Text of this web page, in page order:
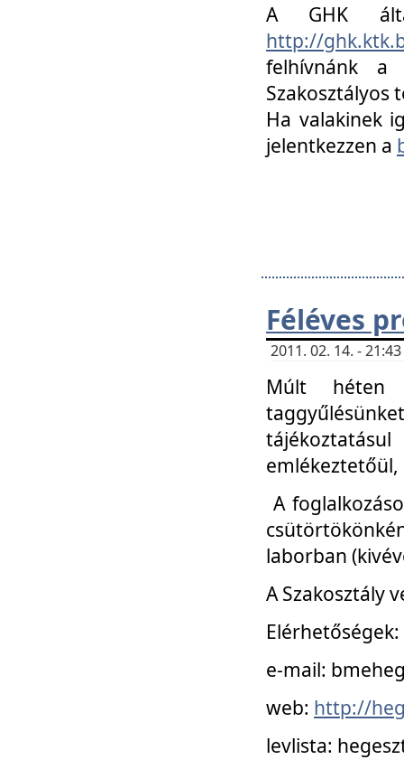
A GHK
http://
felhívnánk a
Szakosztályos
Ha valakinek
jelentkezzen a
Féléves
2011. 02. 14. -
Múlt héten
emlékeztetőül,
A
laborban
A Szakosztály
Elérhetőségek:
e-mail:
web: http://
levlista: